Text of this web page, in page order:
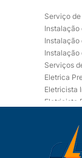
Serviço
Instalação
Instalação
Instalação
Serviços
Eletrica
Eletricista
Eletricista
Eletricista
Eletricista